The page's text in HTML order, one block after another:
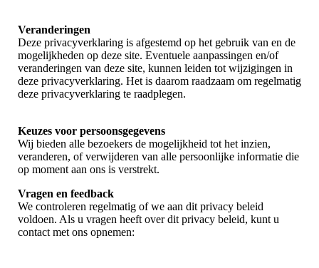
Veranderingen
Deze privacyverklaring is afgestemd op het gebruik van en de
mogelijkheden op deze site. Eventuele aanpassingen en/of
veranderingen van deze site, kunnen leiden tot wijzigingen in
deze privacyverklaring. Het is daarom raadzaam om regelmatig
deze privacyverklaring te raadplegen.
Keuzes voor persoonsgegevens
Wij bieden alle bezoekers de mogelijkheid tot het inzien,
veranderen, of verwijderen van alle persoonlijke informatie die
op moment aan ons is verstrekt.
Vragen en feedback
We controleren regelmatig of we aan dit privacy beleid
voldoen. Als u vragen heeft over dit privacy beleid, kunt u
contact met ons opnemen: